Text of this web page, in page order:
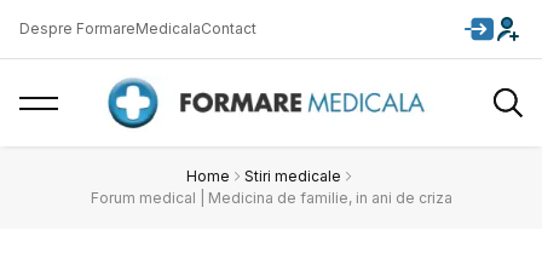
Despre FormareMedicalaContact
Home
Stiri medicale
Forum medical | Medicina de familie, in ani de criza